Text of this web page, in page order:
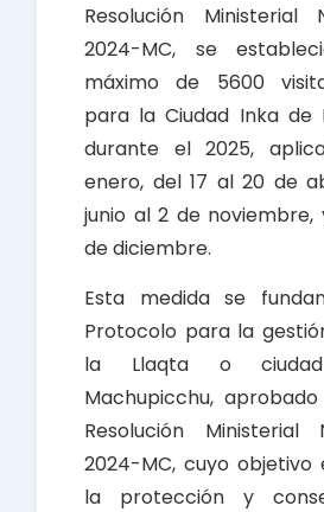
Resolución Ministerial
2024-MC, se
máximo de 5600
para la Ciudad Inka de
durante el 2025,
enero, del 17 al 20 de
junio al 2 de noviembre,
de diciembre.
Esta medida se
Protocolo para la
la Llaqta o
Machupicchu,
Resolución Ministerial
2024-MC, cuyo objetivo
la protección y